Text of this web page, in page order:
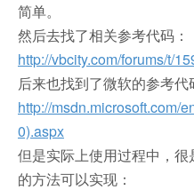
简单。
然后去找了相关参考代码：
http://vbcity.com/forums/t/
后来也找到了微软的参考代
http://msdn.microsoft.com/
0).aspx
但是实际上使用过程中，
的方法可以实现：